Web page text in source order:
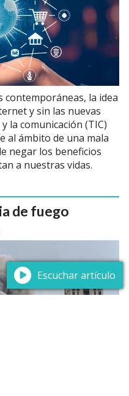
contemporáneas, la idea
y sin las nuevas
la comunicación (TIC)
al ámbito de una mala
negar los beneficios
a nuestras vidas.
de fuego
Escuchar artículo